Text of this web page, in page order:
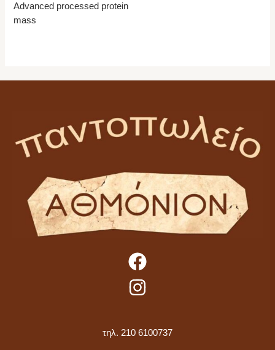
Advanced processed protein
mass
τηλ. 210 6100737